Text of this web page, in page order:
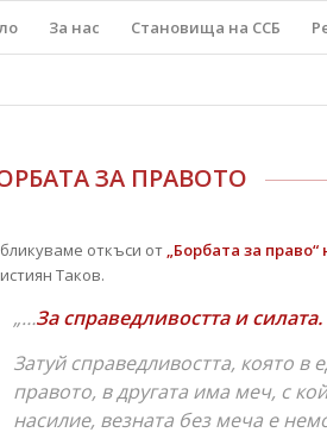
За нас Становища на ССБ
ЗА ПРАВОТО
откъси от „Борбата за
Таков.
„…За справедливостта и
Затуй справедливостта, която в
правото, в другата има меч, с
насилие, везната без меча е